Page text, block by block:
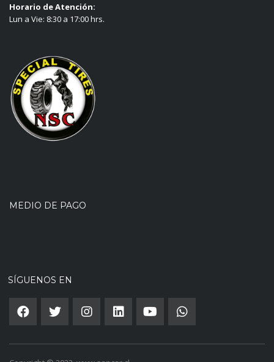
Horario de Atención:
Lun a Vie: 8:30 a 17:00 hrs.
MEDIO DE PAGO
SÍGUENOS EN